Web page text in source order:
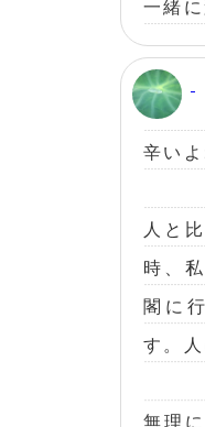
一緒
辛い
人と
時、
閣に
す。
無理